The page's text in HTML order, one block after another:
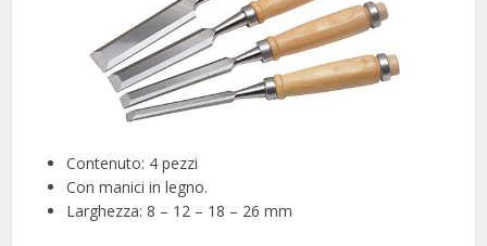
Contenuto: 4 pezzi
Con manici in legno.
Larghezza: 8 – 12 – 18 – 26 mm